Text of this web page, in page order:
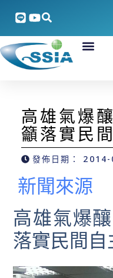
高雄氣爆
籲落實民
發佈日期： 2014-
新聞來源
高雄氣爆
落實民間